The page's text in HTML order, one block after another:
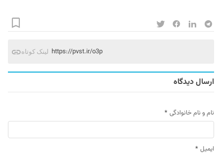
لینک کوتاه https://pvst.ir/o3p
ارسال دیدگاه
نام و نام خانوادگی *
ایمیل *